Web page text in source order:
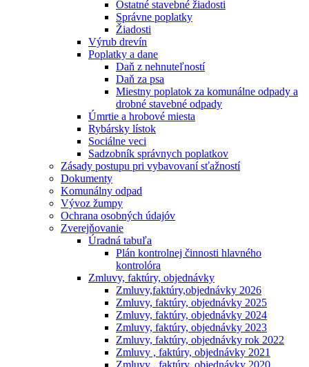
Ostatné stavebné žiadosti
Správne poplatky
Žiadosti
Výrub drevín
Poplatky a dane
Daň z nehnuteľností
Daň za psa
Miestny poplatok za komunálne odpady a
drobné stavebné odpady
Úmrtie a hrobové miesta
Rybársky lístok
Sociálne veci
Sadzobník správnych poplatkov
Zásady postupu pri vybavovaní sťažností
Dokumenty
Komunálny odpad
Vývoz žumpy
Ochrana osobných údajóv
Zverejňovanie
Úradná tabuľa
Plán kontrolnej činnosti hlavného
kontrolóra
Zmluvy, faktúry, objednávky
Zmluvy,faktúry,objednávky 2026
Zmluvy, faktúry, objednávky 2025
Zmluvy, faktúry, objednávky 2024
Zmluvy, faktúry, objednávky 2023
Zmluvy, faktúry, objednávky rok 2022
Zmluvy , faktúry, objednávky 2021
Zmluvy , faktúry, objednávky 2020